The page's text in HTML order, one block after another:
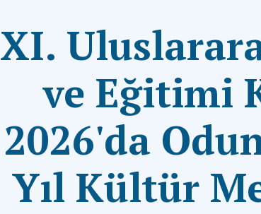
XI.
ve Eğitimi
2026'da
Yıl Kültür